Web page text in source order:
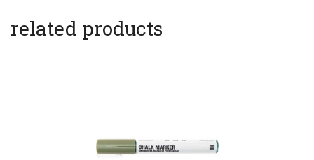
related products